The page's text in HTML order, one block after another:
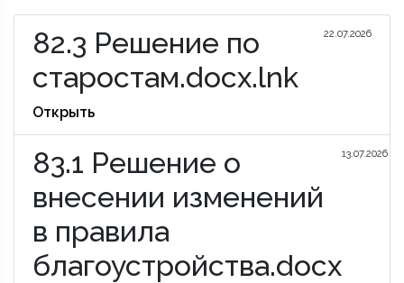
82.3 Решение по
старостам.docx.lnk
22.07.2026
Открыть
83.1 Решение о
внесении изменений
в правила
благоустройства.docx
13.07.2026